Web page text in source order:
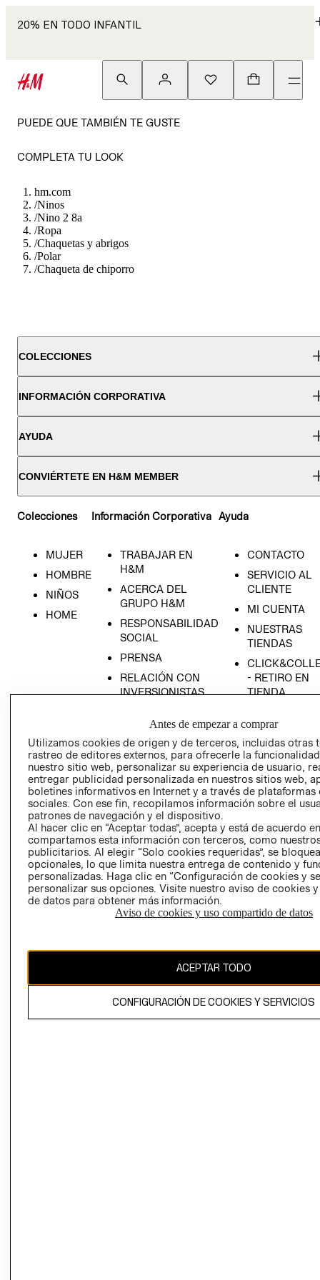
20% EN TODO INFANTIL
PUEDE QUE TAMBIÉN TE GUSTE
COMPLETA TU LOOK
hm.com
/Ninos
/Nino 2 8a
/Ropa
/Chaquetas y abrigos
/Polar
/Chaqueta de chiporro
COLECCIONES
INFORMACIÓN CORPORATIVA
AYUDA
CONVIÉRTETE EN H&M MEMBER
Colecciones
MUJER
HOMBRE
NIÑOS
HOME
Información Corporativa
TRABAJAR EN
H&M
ACERCA DEL
GRUPO H&M
RESPONSABILIDAD
SOCIAL
PRENSA
RELACIÓN CON
INVERSIONISTAS
EMPRESARIAL
Ayuda
CONTACTO
SERVICIO AL
CLIENTE
MI CUENTA
NUESTRAS
TIENDAS
- RETIRO EN
TIENDA
CONDICIONES
AVISO DE
PRIVACIDAD
GIFT CARD
AVISO DE
El contenido de esta página web está protegido por copyright y es
Antes de empezar a comprar
Utilizamos cookies de origen y de terceros, incluidas otras
rastreo de editores externos, para ofrecerle la
nuestro sitio web, personalizar su experiencia de usuario,
entregar publicidad personalizada en nuestros sitios web,
boletines informativos en Internet y a través de plataformas
sociales. Con ese fin, recopilamos información sobre el
patrones de navegación y el dispositivo.
Al hacer clic en “Aceptar todas”, acepta y está de acuerdo
compartamos esta información con terceros, como
publicitarios. Al elegir “Solo cookies requeridas”, se
opcionales, lo que limita nuestra entrega de contenido y
personalizadas. Haga clic en “Configuración de cookies y
personalizar sus opciones. Visite nuestro aviso de cookies
de datos para obtener más información.
Aviso de cookies y uso compartido de datos
ACEPTAR TODO
CONFIGURACIÓN DE COOKIES Y SERVICIOS